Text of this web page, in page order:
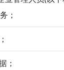
；
；